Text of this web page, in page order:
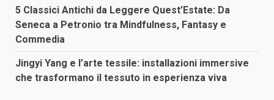
5 Classici Antichi da Leggere Quest’Estate: Da
Seneca a Petronio tra Mindfulness, Fantasy e
Commedia
Jingyi Yang e l’arte tessile: installazioni immersive
che trasformano il tessuto in esperienza viva